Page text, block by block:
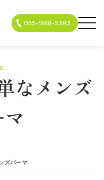
055-988-5383
なメンズ
ズパーマ